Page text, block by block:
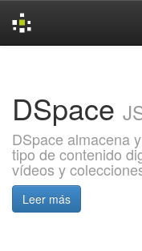
DSpace
DSpace almacena
tipo de contenido
vídeos y
Leer más